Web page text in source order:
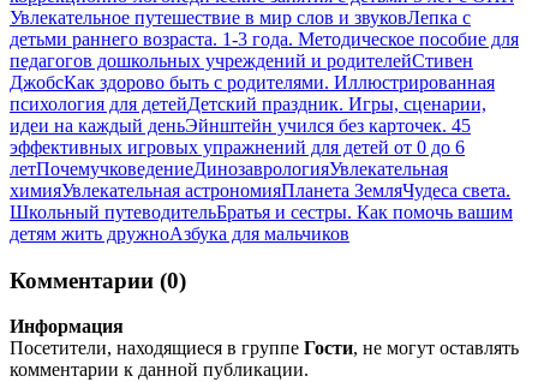
Увлекательное путешествие в мир слов и звуковЛепка с
детьми раннего возраста. 1-3 года. Методическое пособие для
педагогов дошкольных учреждений и родителейСтивен
ДжобсКак здорово быть с родителями. Иллюстрированная
психология для детейДетский праздник. Игры, сценарии,
идеи на каждый деньЭйнштейн учился без карточек. 45
эффективных игровых упражнений для детей от 0 до 6
летПочемучковедениеДинозаврологияУвлекательная
химияУвлекательная астрономияПланета ЗемляЧудеса света.
Школьный путеводительБратья и сестры. Как помочь вашим
детям жить дружноАзбука для мальчиков
Комментарии (0)
Информация
Посетители, находящиеся в группе Гости, не могут оставлять
комментарии к данной публикации.